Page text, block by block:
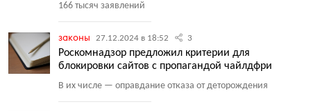
166 тысяч заявлений
законы 27.12.2024 в 18:52 3
Роскомнадзор предложил критерии для
блокировки сайтов с пропагандой чайлдфри
В их числе — оправдание отказа от деторождения